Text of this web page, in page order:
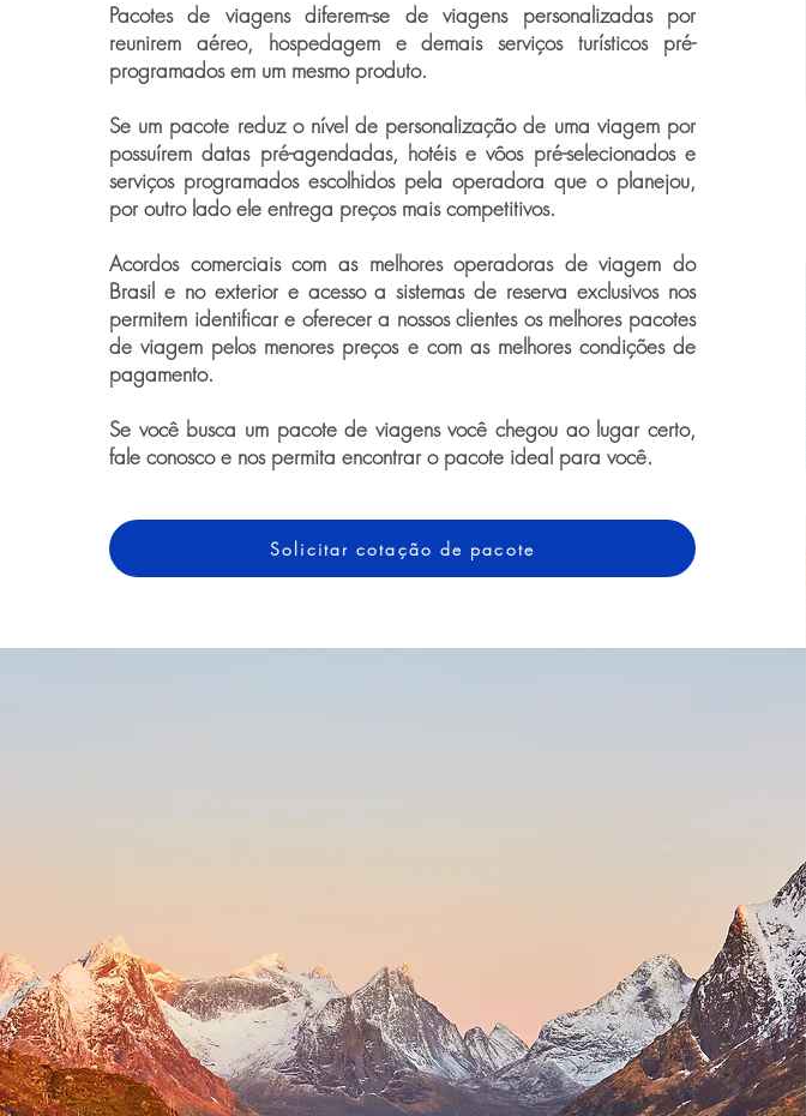
Pacotes de viagens diferem-se de viagens personalizadas por
reunirem aéreo, hospedagem e demais serviços turísticos pré-
programados em um mesmo produto.
Se um pacote reduz o nível de personalização de uma viagem por
possuírem datas pré-agendadas, hotéis e vôos pré-selecionados e
serviços programados escolhidos pela operadora que o planejou,
por outro lado ele entrega preços mais competitivos.
Acordos comerciais com as melhores operadoras de viagem do
Brasil e no exterior e acesso a sistemas de reserva exclusivos nos
permitem identificar e oferecer a nossos clientes os melhores pacotes
de viagem pelos menores preços e com as melhores condições de
pagamento.
Se você busca um pacote de viagens você chegou ao lugar certo,
fale conosco e nos permita encontrar o pacote ideal para você.
Solicitar cotação de pacote